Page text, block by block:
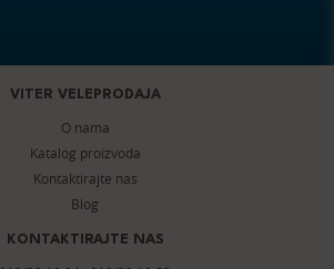
VITER VELEPRODAJA
O nama
Katalog proizvoda
Kontaktirajte nas
Blog
KONTAKTIRAJTE NAS